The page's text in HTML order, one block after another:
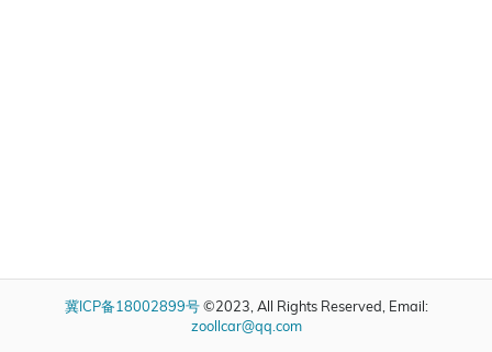
冀ICP备18002899号©2023, All Rights Reserved, Email:
zoollcar@qq.com